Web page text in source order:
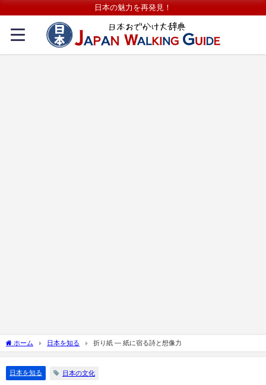
日本の魅力を再発見！
ホーム 日本を知る 折り紙 ― 紙に宿る詩と想像力
日本を知る 日本の文化